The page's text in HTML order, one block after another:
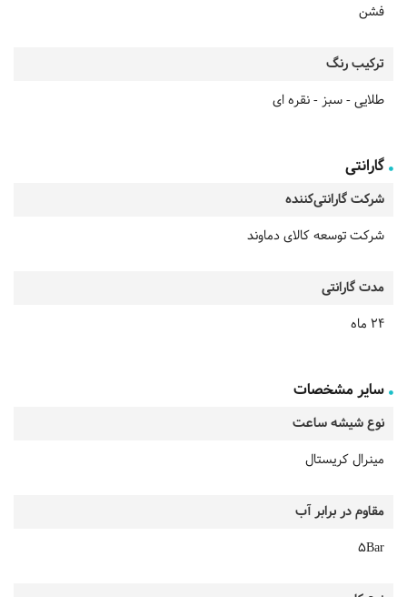
فشن
ترکیب رنگ
طلایی - سبز - نقره ای
گارانتی
شرکت گارانتی‌کننده
شرکت توسعه کالای دماوند
مدت گارانتی
24 ماه
سایر مشخصات
نوع شیشه ساعت
مینرال کریستال
مقاوم در برابر آب
5Bar